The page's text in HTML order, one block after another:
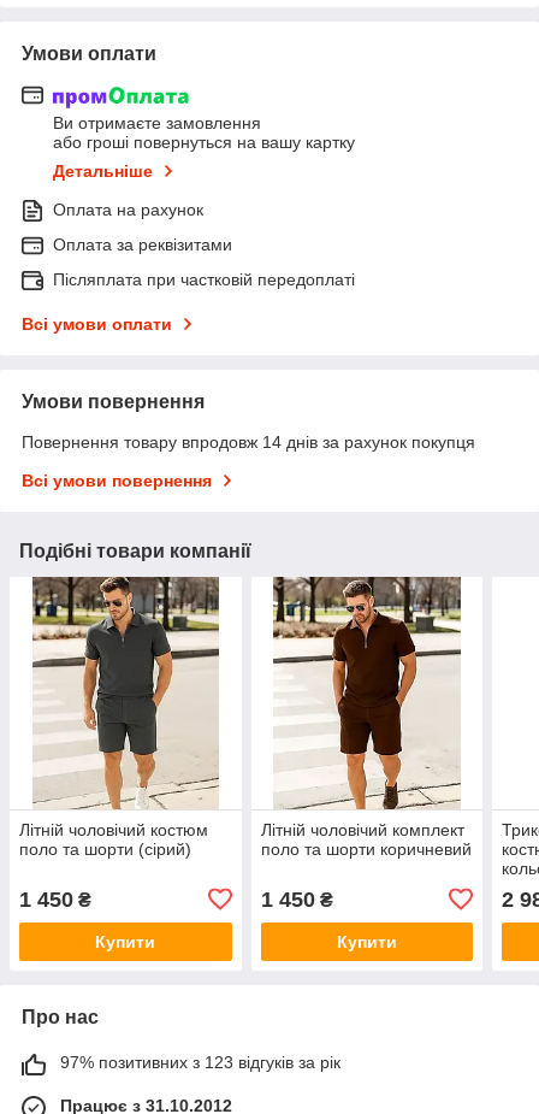
Умови оплати
Ви отримаєте замовлення
або гроші повернуться на вашу картку
Детальніше
Оплата на рахунок
Оплата за реквізитами
Післяплата при частковій передоплаті
Всі умови оплати
Умови повернення
Повернення товару впродовж 14 днів за рахунок покупця
Всі умови повернення
Подібні товари компанії
Літній чоловічий костюм
поло та шорти (сірий)
1 450 ₴
Купити
Літній чоловічий комплект
поло та шорти коричневий
1 450₴
Купити
2
Про нас
97% позитивних з 123 відгуків за рік
Працює з 31.10.2012